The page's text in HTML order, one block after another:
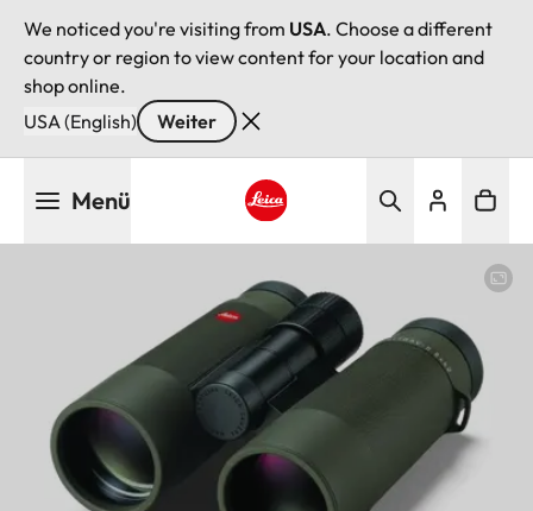
We noticed you're visiting from USA. Choose a different
country or region to view content for your location and
shop online.
USA (English)
Weiter
Menü